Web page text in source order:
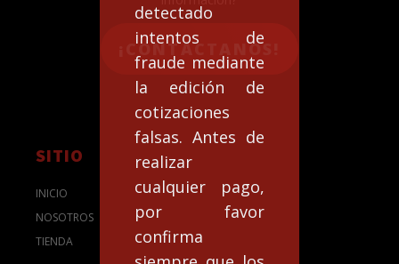
detectado
intentos de
fraude mediante
la edición de
cotizaciones
falsas. Antes de
realizar
cualquier pago,
por favor
confirma
¡CONTACTANOS!
SITIO
INICIO
NOSOTROS
TIENDA